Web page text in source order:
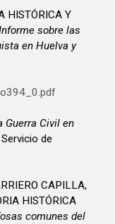
HISTÓRICA Y
sobre las
en Huelva y
Guerra Civil en
de
CAPILLA,
HISTÓRICA
comunes del